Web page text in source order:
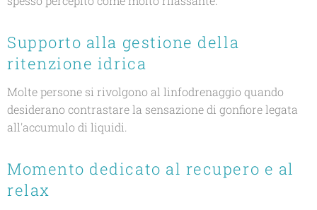
Supporto alla gestione della
ritenzione idrica
Molte persone si rivolgono al linfodrenaggio quando
desiderano contrastare la sensazione di gonfiore legata
all'accumulo di liquidi.
Momento dedicato al recupero e al
relax